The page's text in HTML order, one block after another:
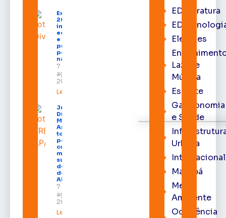
Expofeira
2026
impulsiona
economia
e aumenta
procura
por hotéis
na capital
7 de
agosto de
2026
Leia mais »
Juiz
Diego
Moura de
Araújo
toma
posse
como
membro
substituto
do Pleno
do TRE-
AP
7 de
agosto de
2026
Leia mais »
EDliteratura
Eleições
Lazer e
Música
Esporte
Gastronomia
e Saúde
Urbana
Internacional
Macapá
Meio
Ambiente
Ocorrência